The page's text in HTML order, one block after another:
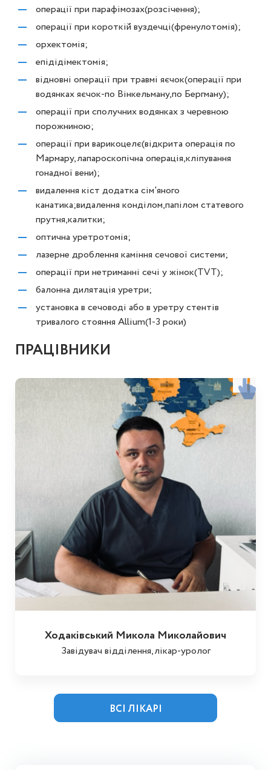
операції при парафімозах(розсічення);
операції при короткій вуздечці(френулотомія);
орхектомія;
епідідімектомія;
відновні операції при травмі яєчок(операції при
водянках яєчок-по Вінкельману,по Бергману);
операції при сполучних водянках з черевною
порожниною;
операції при варикоцелє(відкрита операція по
Мармару,лапароскопічна операція,кліпування
гонадної вени);
видалення кіст додатка сім'яного
канатика;видалення конділом,папілом статевого
прутня,калитки;
оптична уретротомія;
лазерне дроблення каміння сечової системи;
операції при нетриманні сечі у жінок(ТVT);
балонна дилятація уретри;
установка в сечоводі або в уретру стентів
тривалого стояння Allium(1-3 роки)
ПРАЦІВНИКИ
Ходаківський Микола Миколайович
Завідувач відділення,лікар-уролог
ВСІ ЛІКАРІ